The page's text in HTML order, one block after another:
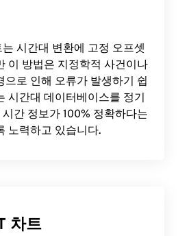
시간대 변환에 ​​고정 오프셋
이 방법은 지정학적 사건이나
으로 인해 오류가 발생하기 쉽
시간대 데이터베이스를 정기
간 정보가 100% 정확하다는
노력하고 있습니다.
차트